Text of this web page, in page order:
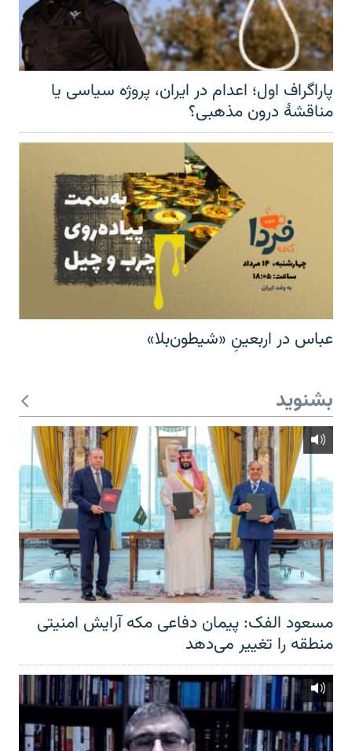
پاراگراف اول؛ اعدام در ایران، پروژه سیاسی یا
مناقشهٔ درون مذهبی؟
عباس در اربعینِ «شیطون‌بلا»
بشنوید
مسعود الفک: پیمان دفاعی مکه آرایش امنیتی
منطقه را تغییر می‌دهد